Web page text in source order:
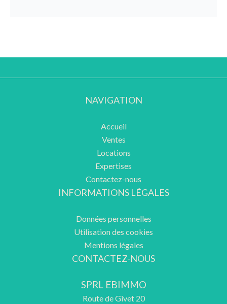
NAVIGATION
Accueil
Ventes
Locations
Expertises
Contactez-nous
INFORMATIONS LÉGALES
Données personnelles
Utilisation des cookies
Mentions légales
CONTACTEZ-NOUS
SPRL EBIMMO
Route de Givet 20